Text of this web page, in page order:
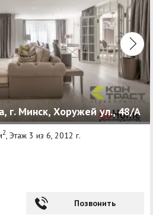
г. Минск, Хоружей ул., 48/А
2, Этаж 3 из 6, 2012 г.
Позвонить